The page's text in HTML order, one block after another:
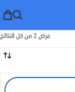
عرض ⁦2⁩ من كل النتائج